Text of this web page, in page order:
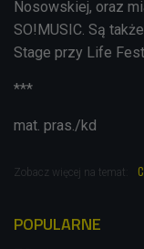
Nosowskiej, oraz
SO!MUSIC. Są
Stage przy Life
***
mat. pras./kd
Zobacz więcej na temat:
POPULARNE